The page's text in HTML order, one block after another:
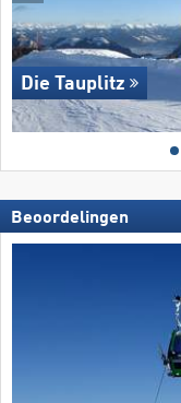
Die Tauplitz
Beoordelingen